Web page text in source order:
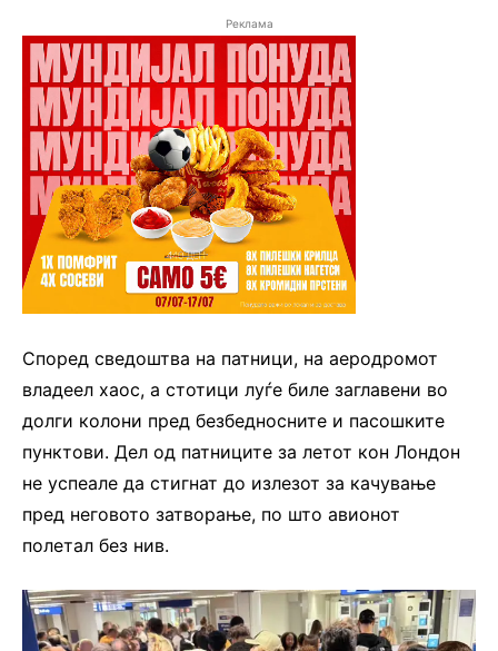
Реклама
Според сведоштва на патници, на аеродромот
владеел хаос, а стотици луѓе биле заглавени во
долги колони пред безбедносните и пасошките
пунктови. Дел од патниците за летот кон Лондон
не успеале да стигнат до излезот за качување
пред неговото затворање, по што авионот
полетал без нив.